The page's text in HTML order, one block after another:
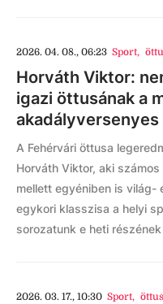
2026. 04. 08., 06:23 Sport,
Horváth Viktor:
igazi öttusának a
A Fehérvári öttusa
Horváth Viktor, aki
mellett egyéniben is világ-
egykori klasszisa a helyi
sorozatunk e heti
2026. 03. 17., 10:30 Sport,